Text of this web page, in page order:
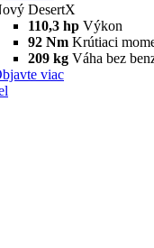
DesertX
110,3 hp Výkon
92 Nm Krútiaci
209 kg Váha bez
viac